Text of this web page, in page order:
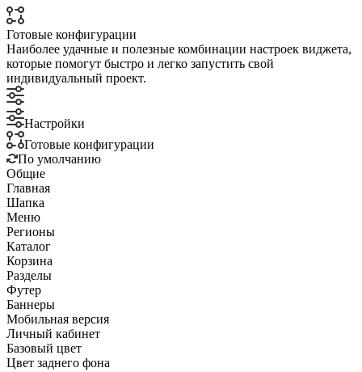
Готовые конфигурации
Наиболее удачные и полезные комбинации настроек виджета,
которые помогут быстро и легко запустить свой
индивидуальный проект.
Настройки
Готовые конфигурации
По умолчанию
Общие
Главная
Шапка
Меню
Регионы
Каталог
Корзина
Разделы
Футер
Баннеры
Мобильная версия
Личный кабинет
Базовый цвет
Цвет заднего фона